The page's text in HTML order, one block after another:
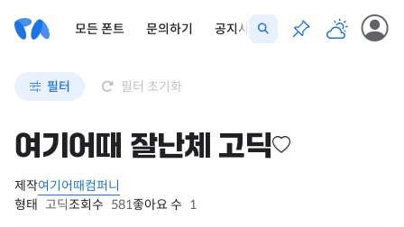
모든 폰트 문의하기 공지사항
필터 필터 초기화
여기어때 잘난체 고딕
제작여기어때컴퍼니
형태 고딕조회수 581좋아요 수 1